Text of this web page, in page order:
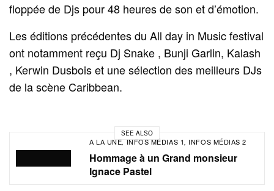
floppée de Djs pour 48 heures de son et d’émotion.
Les éditions précédentes du All day in Music festival
ont notamment reçu Dj Snake , Bunji Garlin, Kalash
, Kerwin Dusbois et une sélection des meilleurs DJs
de la scène Caribbean.
SEE ALSO
A LA UNE, INFOS MÉDIAS 1, INFOS MÉDIAS 2
Hommage à un Grand monsieur
Ignace Pastel